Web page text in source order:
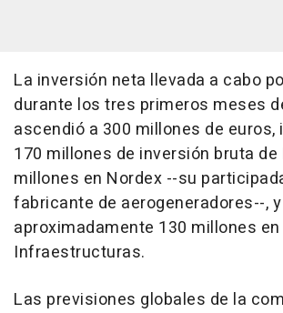
La inversión neta llevada a cabo
durante los tres primeros meses
ascendió a 300 millones de euros,
170 millones de inversión bruta de
millones en Nordex --su
fabricante de aerogeneradores--, y
aproximadamente 130 millones en
Infraestructuras.
Las previsiones globales de la